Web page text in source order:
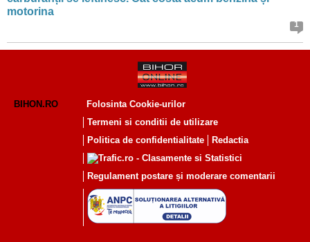
motorina
1
BIHON.RO
Folosinta Cookie-urilor
Termeni si conditii de utilizare
Politica de confidentialitate
Redactia
Regulament postare și moderare comentarii